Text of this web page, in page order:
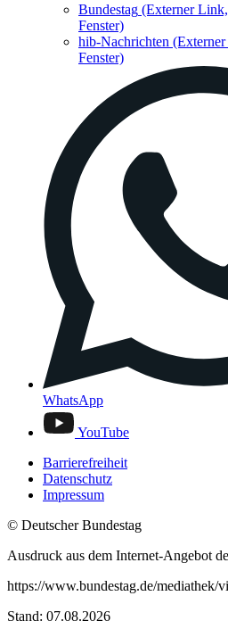
Bundestag (Externer
Fenster)
hib-Nachrichten
Fenster)
WhatsApp
YouTube
Barrierefreiheit
Datenschutz
Impressum
© Deutscher Bundestag
Ausdruck aus dem Internet-Angebot
https://www.bundestag.de/mediathek/
Stand: 07.08.2026